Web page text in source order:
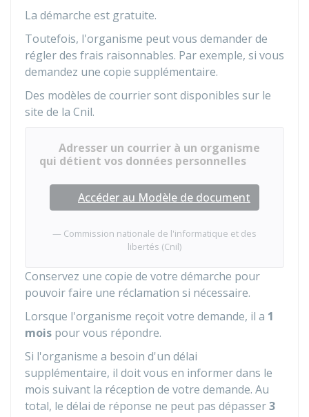
La démarche est gratuite.
Toutefois, l'organisme peut vous demander de
régler des frais raisonnables. Par exemple, si vous
demandez une copie supplémentaire.
Des modèles de courrier sont disponibles sur le
site de la Cnil.
Adresser un courrier à un organisme
qui détient vos données personnelles
Accéder au Modèle de document
Commission nationale de l'informatique et des
libertés (Cnil)
Conservez une copie de votre démarche pour
pouvoir faire une réclamation si nécessaire.
Lorsque l'organisme reçoit votre demande, il a 1
mois pour vous répondre.
Si l'organisme a besoin d'un délai
supplémentaire, il doit vous en informer dans le
mois suivant la réception de votre demande. Au
total, le délai de réponse ne peut pas dépasser3